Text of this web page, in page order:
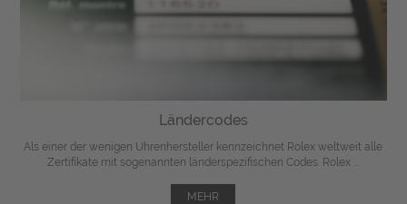
Ländercodes
Als einer der wenigen Uhrenhersteller kennzeichnet Rolex weltweit alle
Zertifikate mit sogenannten länderspezifischen Codes. Rolex ...
MEHR